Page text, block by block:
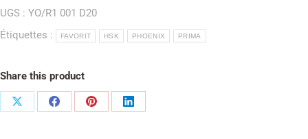
UGS : YO/R1 001 D20
Étiquettes :
FAVORIT HSK PHOENIX PRIMA
Share this product